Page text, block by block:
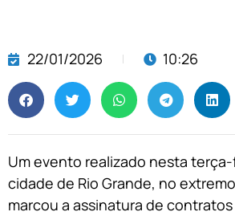
22/01/2026 10:26
Um evento realizado nesta
cidade de Rio Grande, no
marcou a assinatura de contratos